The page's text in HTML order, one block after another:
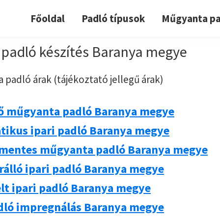
Főoldal Padló típusok Műgyanta
készítés Baranya megye
padló árak (tájékoztató jellegű árak)
műgyanta padló Baranya megye
ipari padló Baranya megye
műgyanta padló Baranya megye
ipari padló Baranya megye
ipari padló Baranya megye
impregnálás Baranya megye